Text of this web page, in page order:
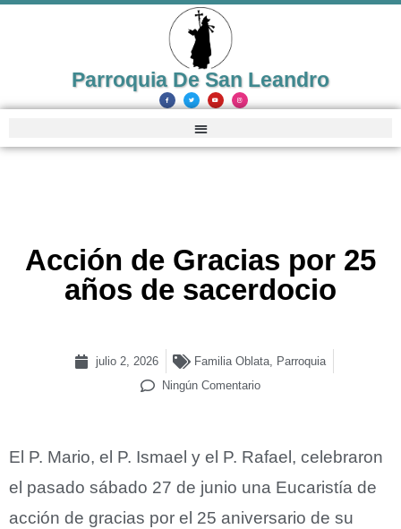
Parroquia De San Leandro
Acción de Gracias por 25
años de sacerdocio
julio 2, 2026 Familia Oblata, Parroquia
Ningún Comentario
El P. Mario, el P. Ismael y el P. Rafael, celebraron
el pasado sábado 27 de junio una Eucaristía de
acción de gracias por el 25 aniversario de su